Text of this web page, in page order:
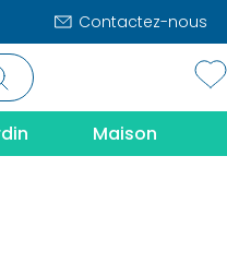
Contactez-nous
Maison